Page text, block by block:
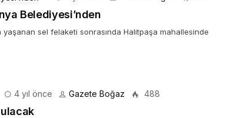
Belediyesi’nden
yaşanan sel felaketi sonrasında Halitpaşa mahallesinde
4 yıl önce Gazete Boğaz 488